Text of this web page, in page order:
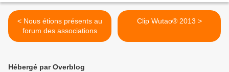
< Nous étions présents au
forum des associations
Clip Wutao® 2013 >
Hébergé par Overblog